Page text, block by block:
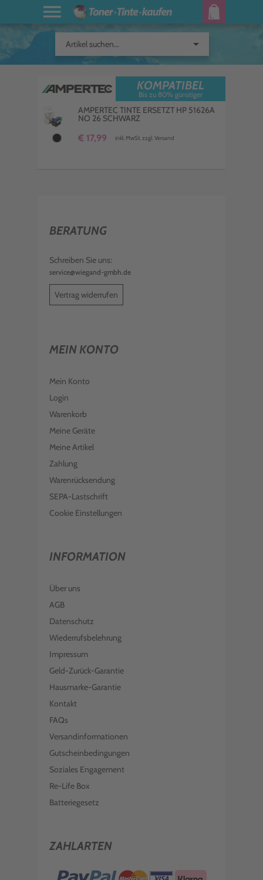
Artikel suchen... arrow_drop_down
KOMPATIBEL
Bis zu 80% günstiger
AMPERTEC TINTE ERSETZT HP 51626A
NO 26 SCHWARZ
€ 17,99 inkl. MwSt. zzgl. Versand
BERATUNG
Schreiben Sie uns:
service@wiegand-gmbh.de
Vertrag widerrufen
MEIN KONTO
Mein Konto
Login
Warenkorb
Meine Geräte
Meine Artikel
Zahlung
Warenrücksendung
SEPA-Lastschrift
Cookie Einstellungen
INFORMATION
Über uns
AGB
Datenschutz
Wiederrufsbelehrung
Impressum
Geld-Zurück-Garantie
Hausmarke-Garantie
Kontakt
FAQs
Versandinformationen
Gutscheinbedingungen
Soziales Engagement
Re-Life Box
Batteriegesetz
ZAHLARTEN